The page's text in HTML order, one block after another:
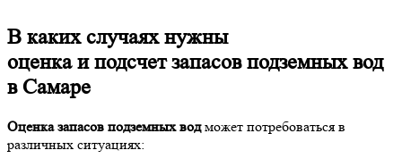
В каких случаях нужны
оценка и подсчет запасов подземных вод
в Самаре
Оценка запасов подземных водможет потребоваться в
различных ситуациях: